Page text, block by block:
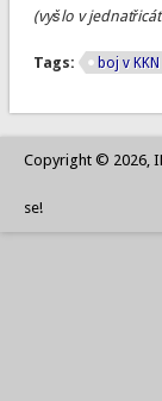
(vyšlo v
Tags: boj v KKN
Copyright © 2026,
se!